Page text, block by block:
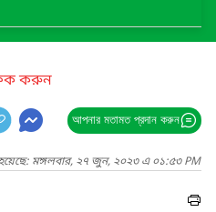
করুন
আপনার মতামত প্রদান করুন
হয়েছে: মঙ্গলবার, ২৭ জুন, ২০২৩ এ ০১:৫৩ PM